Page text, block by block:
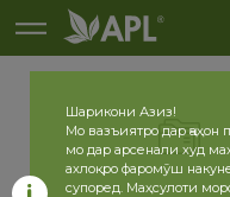
Шарикони Азиз!
Мо вазъиятро дар
мо дар арсенали худ
ахлоқро фаромӯш
супоред. Маҳсулоти